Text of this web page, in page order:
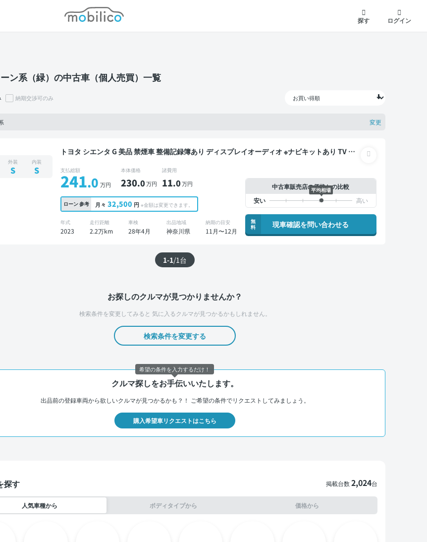
モビリコ
探す
ログイン
ン系（緑）の中古車（個人売買）一覧
納期交渉可のみ
変更
トヨタ シエンタ G 美品 禁煙車 整備記録簿あり ディスプレイオーディオ ※ナビキットあり TV オ
動スライドドア 7人乗り
外装
S
内装
S 支払総額
241.0 万円
本体価格
230.0万円
諸費用
11.0万円
ローン参考 月々 32,500 円 ※金額は変更できます。
年式
2023
走行距離
2.2万km
車検
28年4月
出品地域
神奈川県
納期の目安
11月〜12月
中古車販売店の価格との比較
平均相場
無
料
現車確認を問い合わせる
1-1/1台
お探しのクルマが見つかりませんか？
検索条件を変更してみると 気に入るクルマが見つかるかもしれません。
検索条件を変更する
クルマ探しをお手伝いいたします。
出品前の登録車両から欲しいクルマが見つかるかも？！ ご希望の条件でリクエストしてみましょう。
購入希望車リクエストはこちら
探す 掲載台数2,024台
人気車種から ボディタイプから 価格から
希望の条件を入力するだけ！